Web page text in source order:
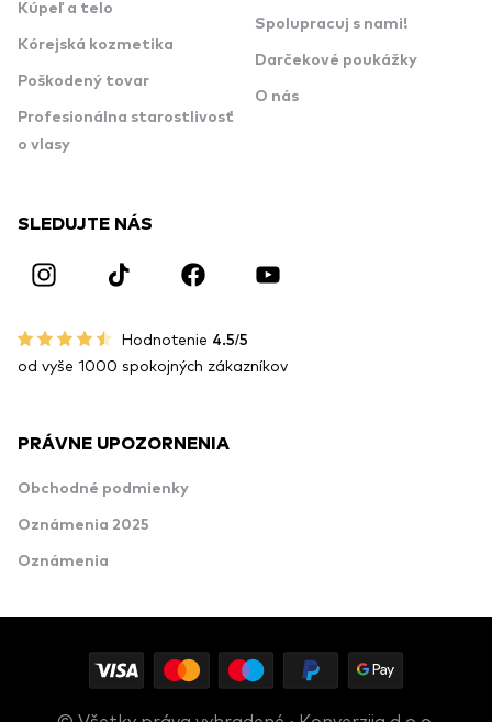
Kúpeľ a telo
Kórejská kozmetika
Poškodený tovar
Profesionálna starostlivosť
o vlasy
Spolupracuj s nami!
Darčekové poukážky
O nás
SLEDUJTE NÁS
Hodnotenie 4.5/5
od vyše 1000 spokojných zákazníkov
PRÁVNE UPOZORNENIA
Obchodné podmienky
Oznámenia 2025
Oznámenia